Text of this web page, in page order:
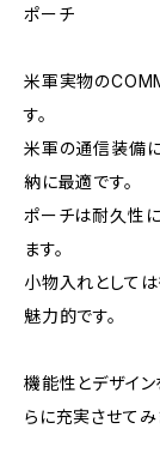
ポーチ
米軍実物の
す。
米軍の通信装備
納に最適です。
ポーチは耐久性
ます。
小物入れとしては
魅力的です。
機能性とデザイ
らに充実させてみ